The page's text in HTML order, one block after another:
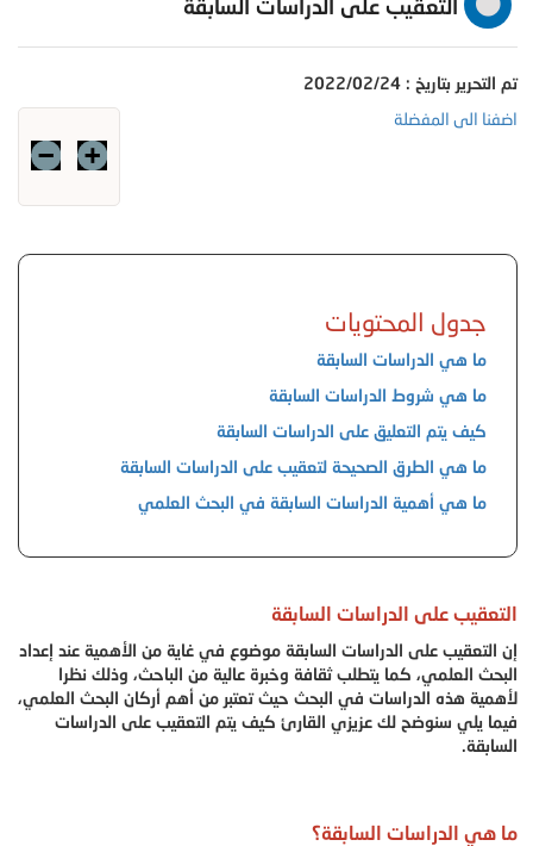
التعقيب على الدراسات السابقة
تم التحرير بتاريخ : 2022/02/24
اضفنا الى المفضلة
جدول المحتويات
ما هي الدراسات السابقة
ما هي شروط الدراسات السابقة
كيف يتم التعليق على الدراسات السابقة
ما هي الطرق الصحيحة لتعقيب على الدراسات السابقة
ما هي أهمية الدراسات السابقة في البحث العلمي
التعقيب على الدراسات السابقة
إن التعقيب على الدراسات السابقة موضوع في غاية من الأهمية عند إعداد
البحث العلمي، كما يتطلب ثقافة وخبرة عالية من الباحث، وذلك نظرا
لأهمية هذه الدراسات في البحث حيث تعتبر من أهم أركان البحث العلمي،
فيما يلي سنوضح لك عزيزي القارئ كيف يتم التعقيب على الدراسات
السابقة.
ما هي الدراسات السابقة؟